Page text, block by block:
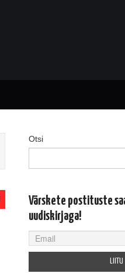
Otsi
Värskete postituste
uudiskirjaga!